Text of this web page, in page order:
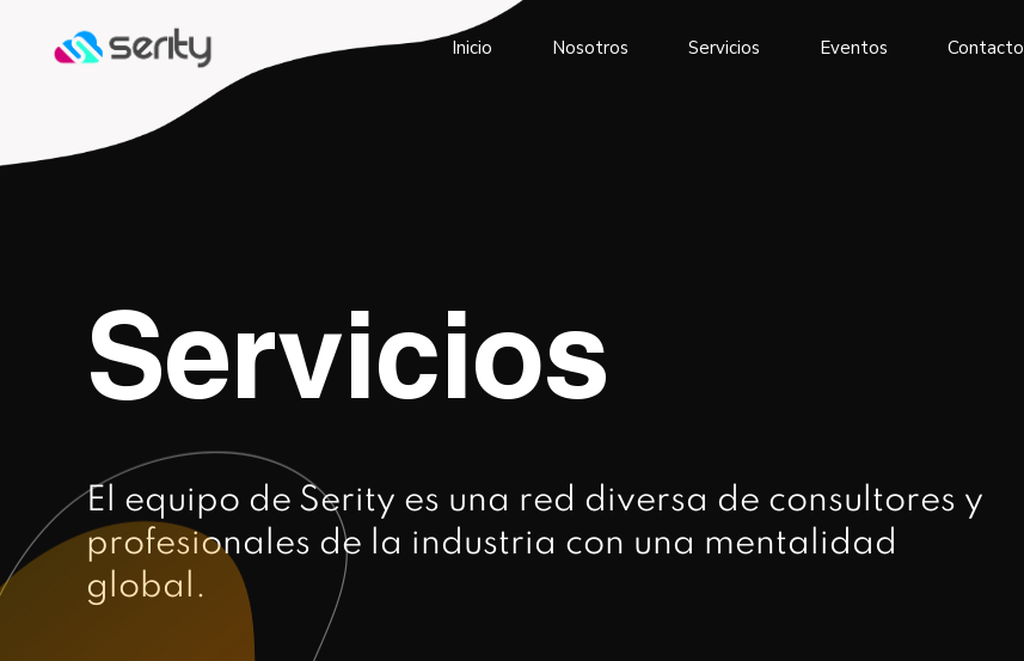
Inicio Nosotros Servicios Eventos Contacto
Servicios
El equipo de Serity es una red diversa de consultores y
profesionales de la industria con una mentalidad
global.